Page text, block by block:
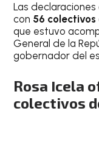
Las
con 56
que estuvo
General de la
gobernador del
Rosa Icela
colectivos